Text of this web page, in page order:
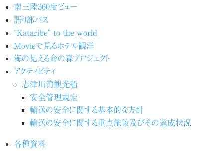
南三陸360度ビュー
語り部バス
“Kataribe” to the world
Movieで見るホテル観洋
海の見える命の森プロジェクト
アクティビティ
志津川湾観光船
安全管理規定
輸送の安全に関する基本的な方針
輸送の安全に関する重点施策及びその達成状況
各種資料